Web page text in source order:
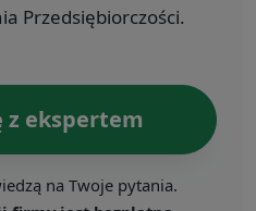
Przedsiębiorczości.
z ekspertem
na Twoje pytania.